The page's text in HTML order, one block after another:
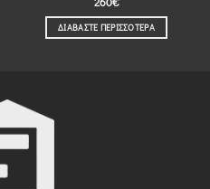
ΔΙΑΒΆΣΤΕ ΠΕΡΙΣΣΌΤΕΡΑ